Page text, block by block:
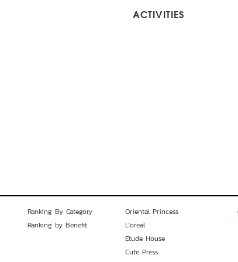
ACTIVITIES
Ranking By Category
Ranking by Benefit
Oriental Princess
L'oreal
Etude House
Cute Press